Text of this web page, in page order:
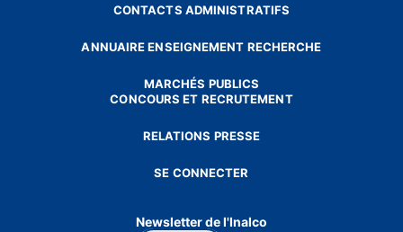
CONTACTS ADMINISTRATIFS
ANNUAIRE ENSEIGNEMENT RECHERCHE
MARCHÉS PUBLICS
CONCOURS ET RECRUTEMENT
RELATIONS PRESSE
SE CONNECTER
Newsletter de l'Inalco